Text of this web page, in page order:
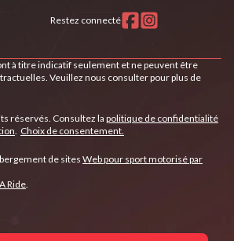
Restez connecté
à titre indicatif seulement et ne peuvent être
Veuillez nous consulter pour plus de
réservés. Consultez la politique de confidentialité
. Choix de consentement.
de sites Web pour sport motorisé par
Ride.